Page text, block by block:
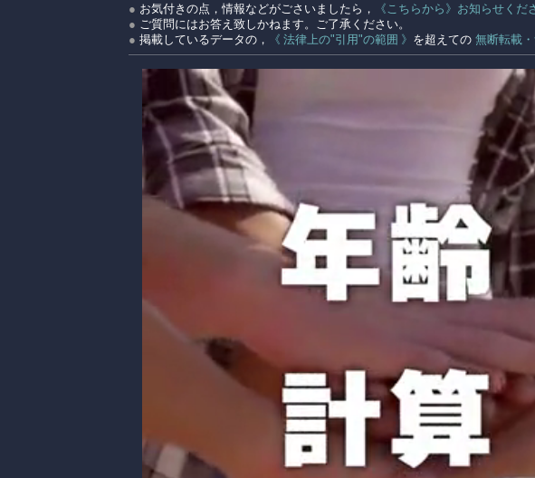
● お気付きの点，情報などがごさいましたら，
《こちらから》お知らせくだ
● ご質問にはお答え致しかねます。ご了承ください。
● 掲載しているデータの， 《 法律上の"引用"の範囲 》 を超えての 無断転載